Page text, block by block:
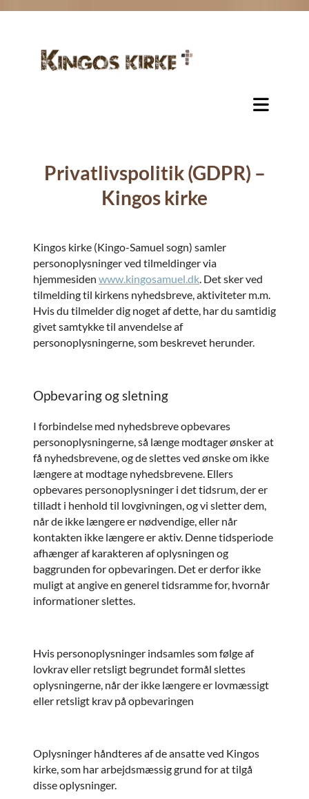
Privatlivspolitik (GDPR) –
Kingos kirke
Kingos kirke (Kingo-Samuel sogn) samler
personoplysninger ved tilmeldinger via
hjemmesiden www.kingosamuel.dk . Det sker ved
tilmelding til kirkens nyhedsbreve, aktiviteter m.m.
Hvis du tilmelder dig noget af dette, har du samtidig
givet samtykke til anvendelse af
personoplysningerne, som beskrevet herunder.
Opbevaring og sletning
I forbindelse med nyhedsbreve opbevares
personoplysningerne, så længe modtager ønsker at
få nyhedsbrevene, og de slettes ved ønske om ikke
længere at modtage nyhedsbrevene. Ellers
opbevares personoplysninger i det tidsrum, der er
tilladt i henhold til lovgivningen, og vi sletter dem,
når de ikke længere er nødvendige, eller når
kontakten ikke længere er aktiv. Denne tidsperiode
afhænger af karakteren af oplysningen og
baggrunden for opbevaringen. Det er derfor ikke
muligt at angive en generel tidsramme for, hvornår
informationer slettes.
Hvis personoplysninger indsamles som følge af
lovkrav eller retsligt begrundet formål slettes
oplysningerne, når der ikke længere er lovmæssigt
eller retsligt krav på opbevaringen
Oplysninger håndteres af de ansatte ved Kingos
kirke, som har arbejdsmæssig grund for at tilgå
disse oplysninger.